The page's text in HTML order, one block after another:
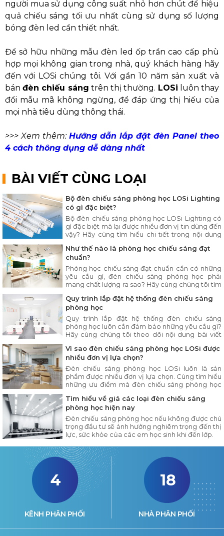
người mua sử dụng công suất nhỏ hơn chút để hiệu
quả chiếu sáng tối ưu nhất cùng sử dụng số lượng
bóng đèn led cần thiết nhất.
Để sở hữu những mẫu đèn led ốp trần cao cấp phù
hợp mọi không gian trong nhà, quý khách hàng hãy
đến với LOSi chúng tôi. Với gần 10 năm sản xuất và
bánđèn chiếu sáng trên thị thường. LOSi luôn thay
đổi mẫu mã không ngừng, để đáp ứng thị hiếu của
mọi nhà tiêu dùng thông thái.
>>> Xem thêm: Hướng dẫn lắp đặt đèn Panel theo
4 cách thông dụng dễ dàng nhất
BÀI VIẾT CÙNG LOẠI
Bộ đèn chiếu sáng phòng học LOSi Lighting
có gì đặc biệt?
Bộ đèn chiếu sáng phòng học LOSi Lighting có
gì đặc biệt mà lại được nhiều đơn vị tin dùng đến
vậy? Hãy cùng tìm hiểu chi tiết trong nội dung
Như thế nào là phòng học chiếu sáng đạt
chuẩn?
Phòng học chiếu sáng đạt chuẩn cần có những
yêu cầu gì, đèn chiếu sáng phòng học phải
mang chất lượng ra sao? Hãy cùng chúng tôi tìm
Quy trình lắp đặt hệ thống đèn chiếu sáng
phòng học
Quy trình lắp đặt hệ thống đèn chiếu sáng
phòng học luôn cần đảm bảo những yêu cầu gì?
Hãy cùng chúng tôi theo dõi nội dung bài viết
Vì sao đèn chiếu sáng phòng học LOSi được
nhiều đơn vị lựa chọn?
Đèn chiếu sáng phòng học LOSi luôn là sản
phẩm được nhiều đơn vị lựa chọn. Cùng tìm hiểu
những ưu điểm mà đèn chiếu sáng phòng học
Tìm hiểu về giá các loại đèn chiếu sáng
phòng học hiện nay
Đèn chiếu sáng phòng học nếu không được chú
trọng đầu tư sẽ ảnh hưởng nghiêm trọng đến thị
lực, sức khỏe của các em học sinh khi đến lớp.
4
KÊNH PHÂN PHỐI
18
NHÀ PHÂN PHỐI